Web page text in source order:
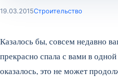
19.03.2015Строительство
Казалось бы, совсем недавно
прекрасно спала с вами в
оказалось, это не может